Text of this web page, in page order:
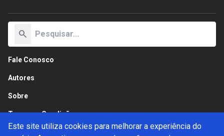
Este site utiliza cookies para melhorar a experiência do
search
Fale Conosco
Autores
Sobre
Termos e Condições